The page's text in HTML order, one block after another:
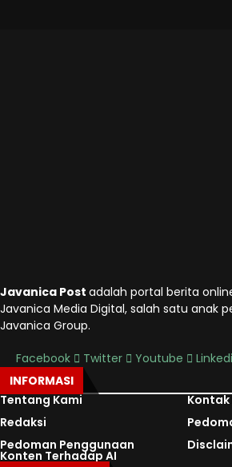
Javanica Post adalah portal berita
Javanica Media Digital, salah satu anak
Javanica Group.
Facebook Twitter Youtube
INFORMASI
Tentang Kami
Kontak
Redaksi
Pedoman Penggunaan
Konten Terhadap AI